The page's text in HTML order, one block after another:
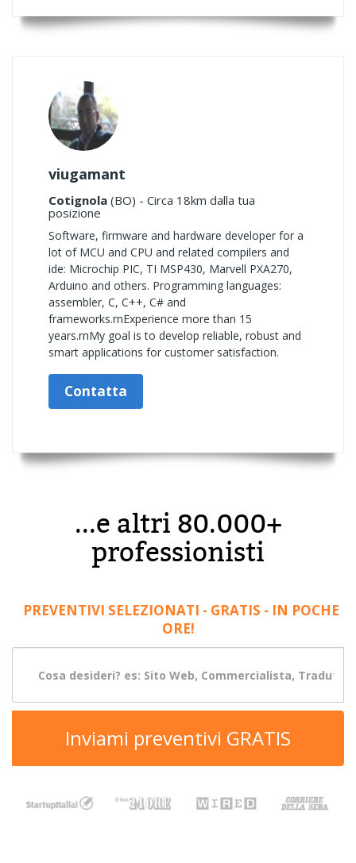
viugamant
Cotignola (BO) - Circa 18km dalla tua
posizione
Software, firmware and hardware developer for a
lot of MCU and CPU and related compilers and
ide: Microchip PIC, TI MSP430, Marvell PXA270,
Arduino and others. Programming languages:
assembler, C, C++, C# and
frameworks.rnExperience more than 15
years.rnMy goal is to develop reliable, robust and
smart applications for customer satisfaction.
Contatta
...e altri 80.000+
professionisti
PREVENTIVI SELEZIONATI - GRATIS - IN POCHE
ORE!
Inviami preventivi GRATIS